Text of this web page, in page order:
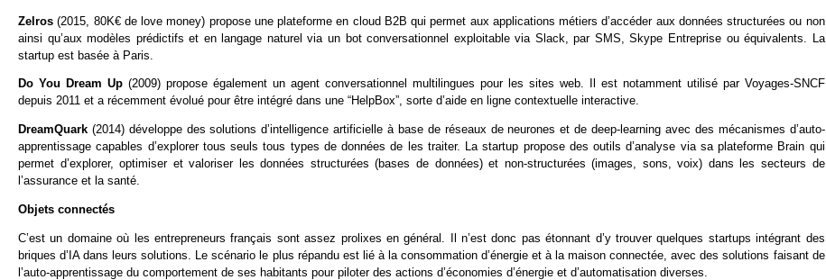
Zelros (2015, 80K€ de love money) propose une plateforme en cloud B2B qui permet aux applications métiers d’accéder aux données structurées ou non
ainsi qu’aux modèles prédictifs et en langage naturel via un bot conversationnel exploitable via Slack, par SMS, Skype Entreprise ou équivalents. La
startup est basée à Paris.
Do You Dream Up(2009) propose également un agent conversationnel multilingues pour les sites web. Il est notamment utilisé par Voyages-SNCF
depuis 2011 et a récemment évolué pour être intégré dans une “HelpBox”, sorte d’aide en ligne contextuelle interactive.
DreamQuark (2014) développe des solutions d’intelligence artificielle à base de réseaux de neurones et de deep-learning avec des mécanismes d’auto-
apprentissage capables d’explorer tous seuls tous types de données de les traiter. La startup propose des outils d’analyse via sa plateforme Brain qui
permet d’explorer, optimiser et valoriser les données structurées (bases de données) et non-structurées (images, sons, voix) dans les secteurs de
l’assurance et la santé.
Objets connectés
C’est un domaine où les entrepreneurs français sont assez prolixes en général. Il n’est donc pas étonnant d’y trouver quelques startups intégrant des
briques d’IA dans leurs solutions. Le scénario le plus répandu est lié à la consommation d’énergie et à la maison connectée, avec des solutions faisant de
l’auto-apprentissage du comportement de ses habitants pour piloter des actions d’économies d’énergie et d’automatisation diverses.